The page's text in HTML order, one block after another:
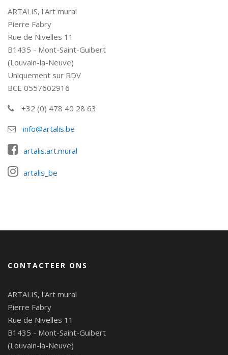
ARTALIS, l'Art mural
Pierre Fabry
Rue de Nivelles 11
B1435 - Mont-Saint-Guibert
(Louvain-la-Neuve)
Uniquement sur RDV
BCE 0557602916
+32 (0) 478 40 28 63
info@artalis.be
artalis.art.mural
artalis_be
CONTACTEER ONS
ARTALIS, l'Art mural
Pierre Fabry
Rue de Nivelles 11
B1435 - Mont-Saint-Guibert
(Louvain-la-Neuve)